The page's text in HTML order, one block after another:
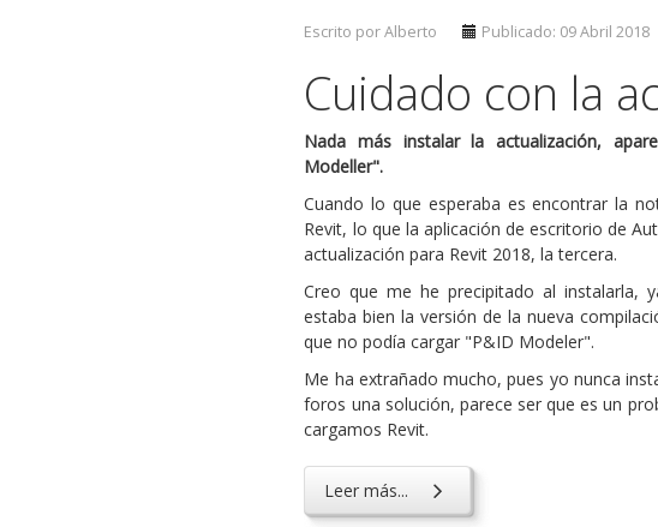
Escrito por Alberto Publicado: 09 Abril 2018
Cuidado con la
Nada más instalar la actualización,
Modeller".
Cuando lo que esperaba es encontrar la
Revit, lo que la aplicación de escritorio de
actualización para Revit 2018, la tercera.
Creo que me he precipitado al instalarla,
estaba bien la versión de la nueva
que no podía cargar "P&ID Modeler".
Me ha extrañado mucho, pues yo nunca
foros una solución, parece ser que es un
cargamos Revit.
Leer más...